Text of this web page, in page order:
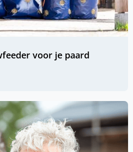
voor je paard